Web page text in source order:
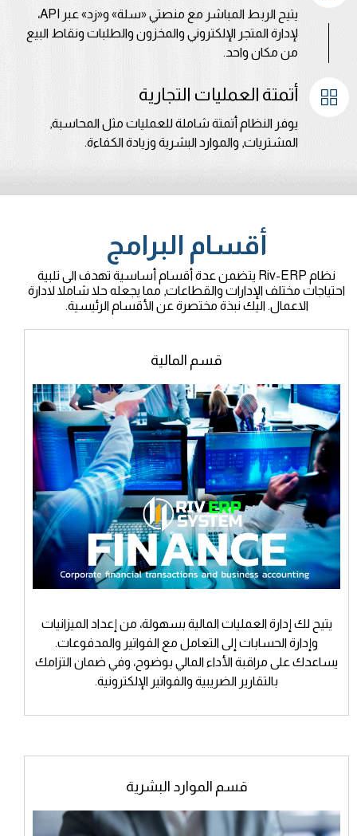
يتيح الربط المباشر مع منصتي «سلة» و«زد» عبر API،
لإدارة المتجر الإلكتروني والمخزون والطلبات ونقاط البيع
من مكان واحد.
أتمتة العمليات التجارية
يوفر النظام أتمتة شاملة للعمليات مثل المحاسبة,
المشتريات, والموارد البشرية وزيادة الكفاءة.
أقسام البرامج
نظام Riv-ERP يتضمن عدة أقسام أساسية تهدف الى تلبية
احتياجات مختلف الإدارات والقطاعات, مما يجعله حلا شاملا لادارة
الاعمال. اليك نبذة مختصرة عن الأقسام الرئيسية.
قسم المالية
يتيح لك إدارة العمليات المالية بسهولة، من إعداد الميزانيات
وإدارة الحسابات إلى التعامل مع الفواتير والمدفوعات.
يساعدك على مراقبة الأداء المالي بوضوح، وفي ضمان التزامك
بالتقارير الضريبية والفواتير الإلكترونية.
قسم الموارد البشرية